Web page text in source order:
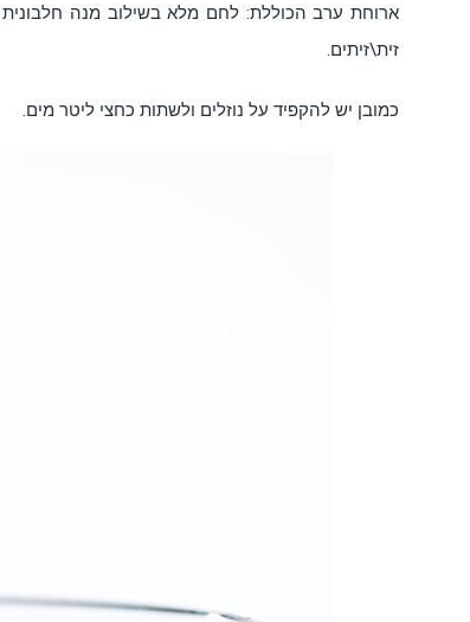
ארוחת ערב הכוללת: לחם מלא בשילוב מנה חלבונית
זית\זיתים.
כמובן יש להקפיד על נוזלים ולשתות כחצי ליטר מים.